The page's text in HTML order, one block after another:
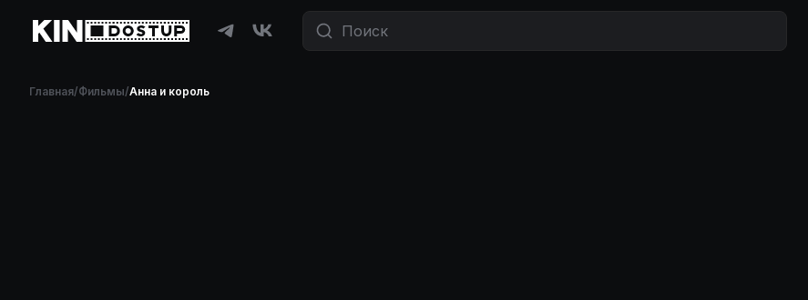
Главная/Фильмы/Анна и король